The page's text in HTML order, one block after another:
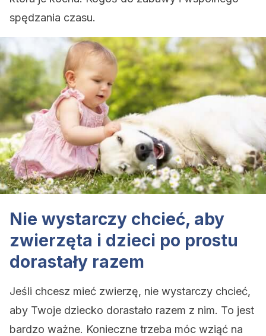
spędzania czasu.
Nie wystarczy chcieć, aby
zwierzęta i dzieci po prostu
dorastały razem
Jeśli chcesz mieć zwierzę, nie wystarczy chcieć,
aby Twoje dziecko dorastało razem z nim. To jest
bardzo ważne. Konieczne trzeba móc wziąć na